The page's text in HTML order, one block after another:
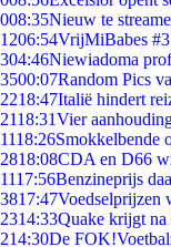
008:35Nieuw te
1206:54VrijMiBabes
304:46Niewiadoma
3500:07Random Pics
2218:47Italië hindert
2118:31Vier
1118:26Smokkelbende
2818:08CDA en D66
1117:56Benzineprijs
3817:47Voedselprijzen
2314:33Quake krijgt na
214:30De